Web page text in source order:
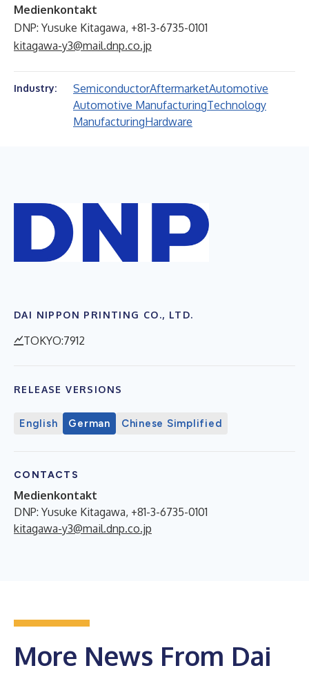
Medienkontakt
DNP: Yusuke Kitagawa, +81-3-6735-0101
kitagawa-y3@mail.dnp.co.jp
Industry: SemiconductorAftermarketAutomotive
Automotive ManufacturingTechnology
ManufacturingHardware
DAI NIPPON PRINTING CO., LTD.
TOKYO:7912
RELEASE VERSIONS
English German Chinese Simplified
CONTACTS
Medienkontakt
DNP: Yusuke Kitagawa, +81-3-6735-0101
kitagawa-y3@mail.dnp.co.jp
More News From Dai